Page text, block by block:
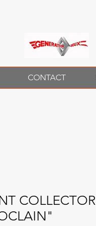
CONTACT
COLLECTOR